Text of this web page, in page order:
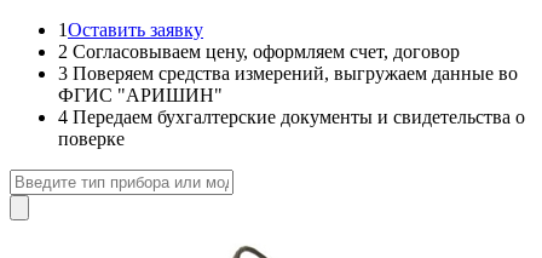
1Оставить заявку
2 Согласовываем цену, оформляем счет, договор
3 Поверяем средства измерений, выгружаем данные во
ФГИС "АРИШИН"
4 Передаем бухгалтерские документы и свидетельства о
поверке